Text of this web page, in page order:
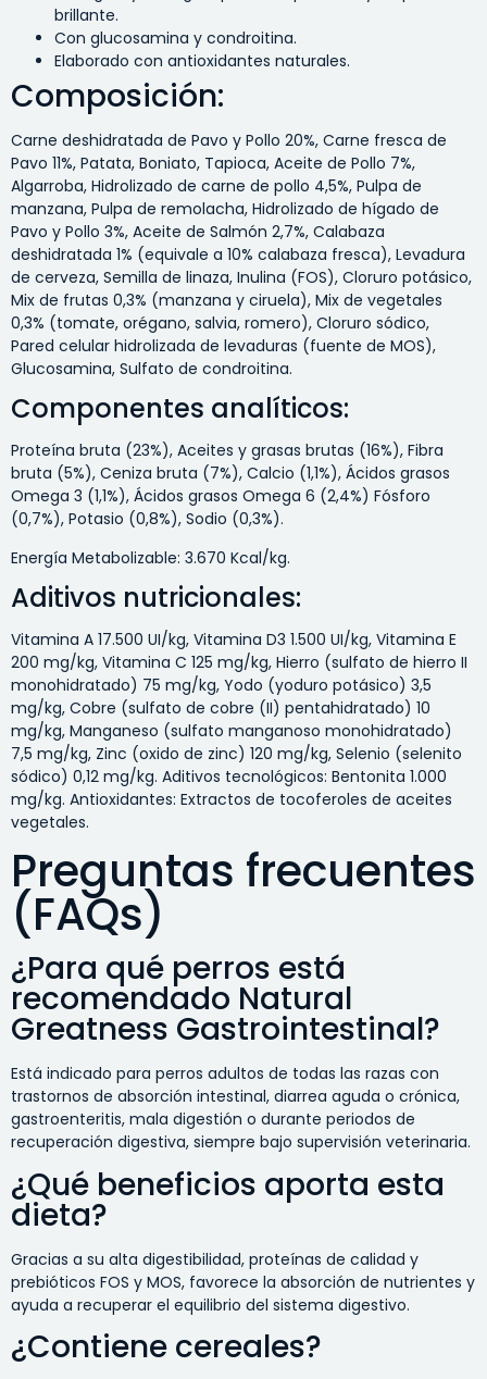
brillante.
Con glucosamina y condroitina.
Elaborado con antioxidantes naturales.
Composición:
Carne deshidratada de Pavo y Pollo 20%, Carne fresca de
Pavo 11%, Patata, Boniato, Tapioca, Aceite de Pollo 7%,
Algarroba, Hidrolizado de carne de pollo 4,5%, Pulpa de
manzana, Pulpa de remolacha, Hidrolizado de hígado de
Pavo y Pollo 3%, Aceite de Salmón 2,7%, Calabaza
deshidratada 1% (equivale a 10% calabaza fresca), Levadura
de cerveza, Semilla de linaza, Inulina (FOS), Cloruro potásico,
Mix de frutas 0,3% (manzana y ciruela), Mix de vegetales
0,3% (tomate, orégano, salvia, romero), Cloruro sódico,
Pared celular hidrolizada de levaduras (fuente de MOS),
Glucosamina, Sulfato de condroitina.
Componentes analíticos:
Proteína bruta (23%), Aceites y grasas brutas (16%), Fibra
bruta (5%), Ceniza bruta (7%), Calcio (1,1%), Ácidos grasos
Omega 3 (1,1%), Ácidos grasos Omega 6 (2,4%) Fósforo
(0,7%), Potasio (0,8%), Sodio (0,3%).
Energía Metabolizable: 3.670 Kcal/kg.
Aditivos nutricionales:
Vitamina A 17.500 UI/kg, Vitamina D3 1.500 UI/kg, Vitamina E
200 mg/kg, Vitamina C 125 mg/kg, Hierro (sulfato de hierro II
monohidratado) 75 mg/kg, Yodo (yoduro potásico) 3,5
mg/kg, Cobre (sulfato de cobre (II) pentahidratado) 10
mg/kg, Manganeso (sulfato manganoso monohidratado)
7,5 mg/kg, Zinc (oxido de zinc) 120 mg/kg, Selenio (selenito
sódico) 0,12 mg/kg. Aditivos tecnológicos: Bentonita 1.000
mg/kg. Antioxidantes: Extractos de tocoferoles de aceites
vegetales.
Preguntas frecuentes
(FAQs)
¿Para qué perros está
recomendado Natural
Greatness Gastrointestinal?
Está indicado para perros adultos de todas las razas con
trastornos de absorción intestinal, diarrea aguda o crónica,
gastroenteritis, mala digestión o durante periodos de
recuperación digestiva, siempre bajo supervisión veterinaria.
¿Qué beneficios aporta esta
dieta?
Gracias a su alta digestibilidad, proteínas de calidad y
prebióticos FOS y MOS, favorece la absorción de nutrientes y
ayuda a recuperar el equilibrio del sistema digestivo.
¿Contiene cereales?